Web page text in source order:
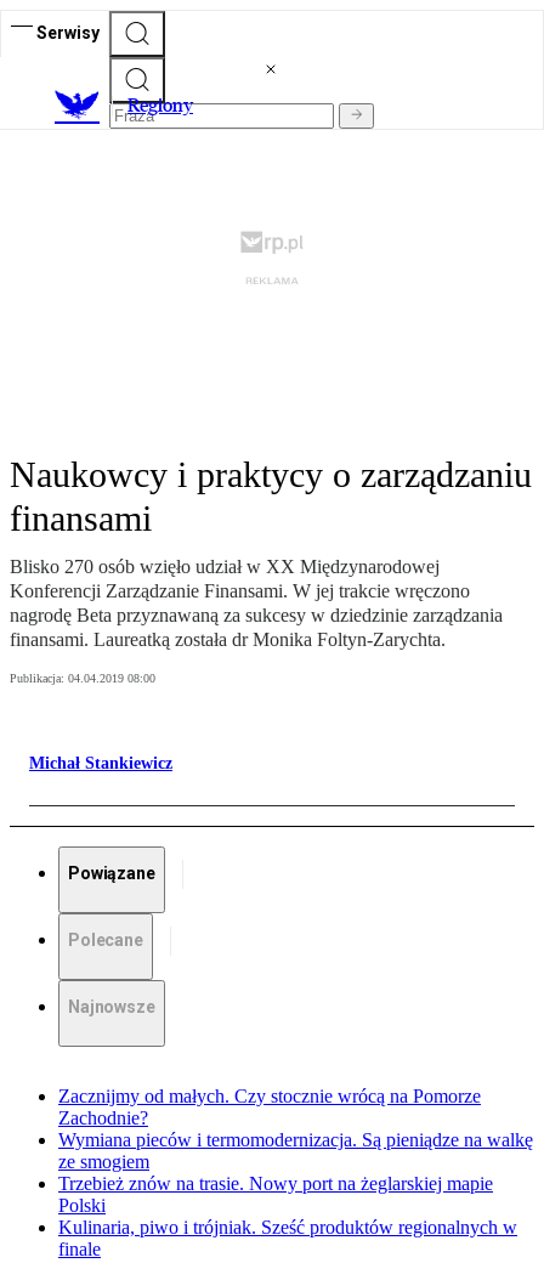
Serwisy
Regiony
Naukowcy i praktycy o zarządzaniu
finansami
Blisko 270 osób wzięło udział w XX Międzynarodowej
Konferencji Zarządzanie Finansami. W jej trakcie wręczono
nagrodę Beta przyznawaną za sukcesy w dziedzinie zarządzania
finansami. Laureatką została dr Monika Foltyn-Zarychta.
Publikacja: 04.04.2019 08:00
Michał Stankiewicz
Powiązane
Polecane
Najnowsze
Zacznijmy od małych. Czy stocznie wrócą na Pomorze
Zachodnie?
Wymiana pieców i termomodernizacja. Są pieniądze na walkę
ze smogiem
Trzebież znów na trasie. Nowy port na żeglarskiej mapie
Polski
Kulinaria, piwo i trójniak. Sześć produktów regionalnych w
finale